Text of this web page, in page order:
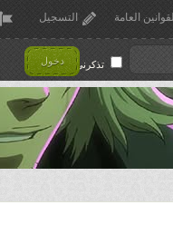
القوانين العامة التسجيل
تذكرني ! دخول